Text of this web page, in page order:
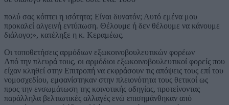
πολύ σας κόπτει η ισότητα; Είναι δυνατόν; Αυτό εμένα μου
προκαλεί αλγεινή εντύπωση. Θέλουμε ή δεν θέλουμε να κάνουμε
διάλογο;», κατέληξε η κ. Κεραμέως.
Οι τοποθετήσεις αρμόδιων εξωκοινοβουλευτικών φορέων
Από την πλευρά τους, οι αρμόδιοι εξωκοινοβουλευτικοί φορείς που
είχαν κληθεί στην Επιτροπή να εκφράσουν τις απόψεις τους επί του
νομοσχεδίου, εμφανίστηκαν στην πλειονότητα τους θετικοί ως
προς την ενσωμάτωση της κοινοτικής οδηγίας, προτείνοντας
παράλληλα βελτιωτικές αλλαγές ενώ επισημάνθηκαν από